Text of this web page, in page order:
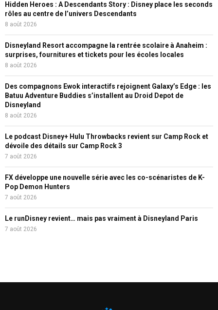
Hidden Heroes : A Descendants Story : Disney place les seconds
rôles au centre de l’univers Descendants
8 août 2026
Disneyland Resort accompagne la rentrée scolaire à Anaheim :
surprises, fournitures et tickets pour les écoles locales
8 août 2026
Des compagnons Ewok interactifs rejoignent Galaxy’s Edge : les
Batuu Adventure Buddies s’installent au Droid Depot de
Disneyland
8 août 2026
Le podcast Disney+ Hulu Throwbacks revient sur Camp Rock et
dévoile des détails sur Camp Rock 3
7 août 2026
FX développe une nouvelle série avec les co-scénaristes de K-
Pop Demon Hunters
7 août 2026
Le runDisney revient… mais pas vraiment à Disneyland Paris
7 août 2026